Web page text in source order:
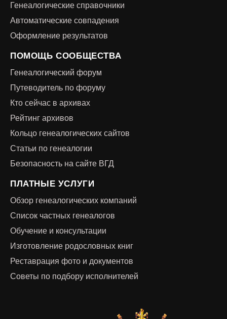
Генеалогические справочники
Автоматические совпадения
Оформление результатов
ПОМОЩЬ СООБЩЕСТВА
Генеалогический форум
Путеводитель по форуму
Кто сейчас в архивах
Рейтинг архивов
Кольцо генеалогических сайтов
Статьи по генеалогии
Безопасность на сайте ВГД
ПЛАТНЫЕ УСЛУГИ
Обзор генеалогических компаний
Список частных генеалогов
Обучение и консультации
Изготовление родословных книг
Реставрация фото и документов
Советы по подбору исполнителей